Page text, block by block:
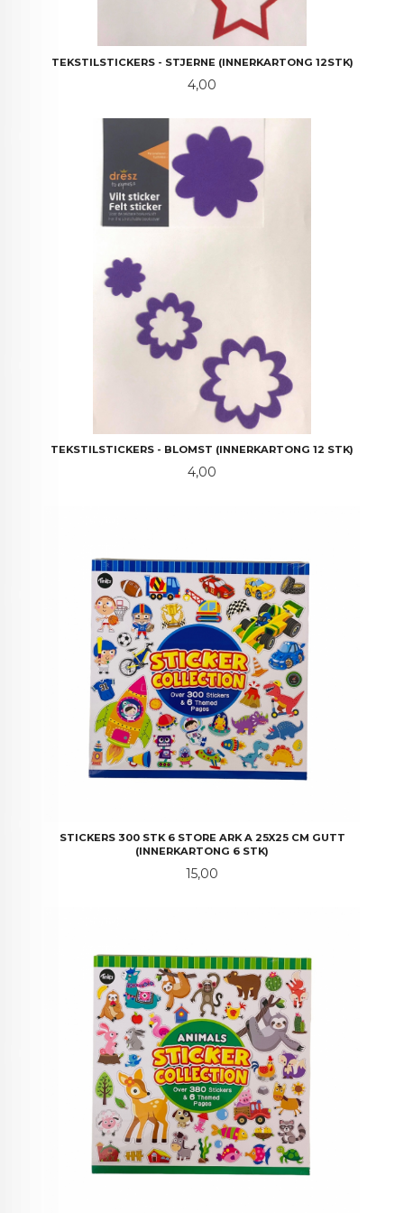
TEKSTILSTICKERS - STJERNE (INNERKARTONG 12STK)
Pris
4,00
TEKSTILSTICKERS - BLOMST (INNERKARTONG 12 STK)
Pris
4,00
STICKERS 300 STK 6 STORE ARK A 25X25 CM GUTT
(INNERKARTONG 6 STK)
Pris
15,00